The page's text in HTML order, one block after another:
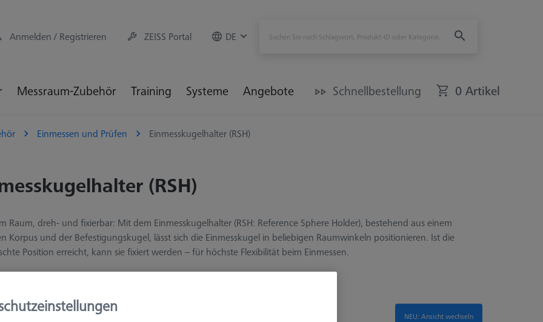
Anmelden / Registrieren ZEISS Portal DE
Messraum-Zubehör Training Systeme Angebote Schnellbestellung 0 Artikel
Einmessen und Prüfen Einmesskugelhalter (RSH)
(RSH)
Raum, dreh- und fixierbar: Mit dem Einmesskugelhalter (RSH: Reference Sphere Holder), bestehend aus einem
Korpus und der Befestigungskugel, lässt sich die Einmesskugel in beliebigen Raumwinkeln positionieren. Ist die
Position erreicht, kann sie fixiert werden – für höchste Flexibilität beim Einmessen.
NEU: Ansicht wechseln